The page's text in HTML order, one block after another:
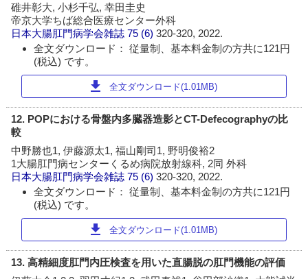
碓井彰大, 小杉千弘, 幸田圭史
帝京大学ちば総合医療センター外科
日本大腸肛門病学会雑誌 75 (6)320-320, 2022.
全文ダウンロード： 従量制、基本料金制の方共に121円
(税込) です。
download 全文ダウンロード(1.01MB)
12. POPにおける骨盤内多臓器造影とCT-Defecographyの比
較
中野勝也1, 伊藤源太1, 福山剛司1, 野明俊裕2
1大腸肛門病センターくるめ病院放射線科, 2同 外科
日本大腸肛門病学会雑誌 75 (6)320-320, 2022.
全文ダウンロード： 従量制、基本料金制の方共に121円
(税込) です。
download 全文ダウンロード(1.01MB)
13. 高精細度肛門内圧検査を用いた直腸脱の肛門機能の評価